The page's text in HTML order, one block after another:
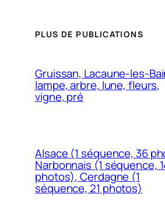
PLUS DE PUBLICATIONS
Gruissan, Lacaune-les-
lampe, arbre, lune, fleurs,
vigne, pré
Alsace (1 séquence, 36
Narbonnais (1 séquence,
photos), Cerdagne (1
séquence, 21 photos)